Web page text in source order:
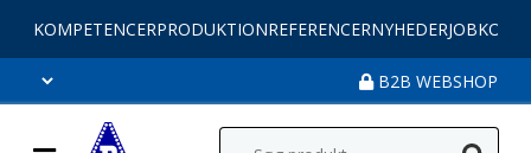
KOMPETENCERPRODUKTIONREFERENCERNYHEDERJOB
B2B WEBSHOP